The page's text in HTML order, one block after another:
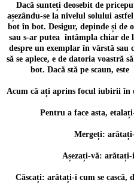
Dacă sunteți deosebit de
așezându-se la nivelul solului
bot în bot. Desigur, depinde și de
sau s-ar putea întâmpla chiar de
despre un exemplar în vârstă
să se aplece, e de datoria voastră
bot. Dacă stă pe scaun,
Acum că ați aprins focul iubirii în
Pentru a face asta,
Mergeți:
Așezați-vă: arătați-
Căscați: arătați-i cum se